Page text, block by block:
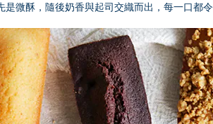
是微酥，隨後奶香與起司交織而出，每一口都